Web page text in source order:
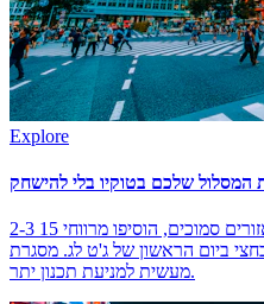
Explore
המסלול שלכם בטוקיו בלי להישחק
2-3 אתרים ביום זה הקצב הנכון. קבצו אזורים סמוכים, הוסיפו מרווחי 15
ביום הראשון של ג'ט לג. מסגרת
מעשית למניעת תכנון יתר.